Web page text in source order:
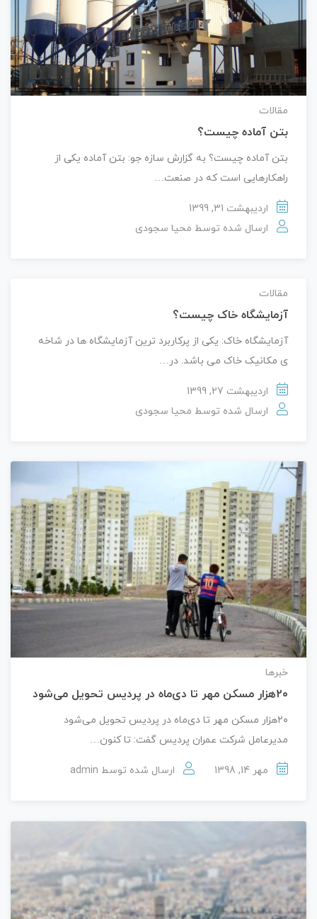
مقالات
بتن آماده چیست؟
بتن آماده چیست؟ به گزارش سازه جو: بتن آماده یکی از
راهکارهایی است که در صنعت…
اردیبهشت 31, 1399
ارسال شده توسط محیا سجودی
مقالات
آزمایشگاه خاک چیست؟
آزمایشگاه خاک: یکی از پرکاربرد ترین آزمایشگاه ها در شاخه
ی مکانیک خاک می باشد. در…
اردیبهشت 27, 1399
ارسال شده توسط محیا سجودی
خبرها
۲۰هزار مسکن مهر تا دی‌ماه در پردیس تحویل می‌شود
۲۰هزار مسکن مهر تا دی‌ماه در پردیس تحویل می‌شود
مدیرعامل شرکت عمران پردیس گفت: تا کنون…
مهر 14, 1398 ارسال شده توسط admin